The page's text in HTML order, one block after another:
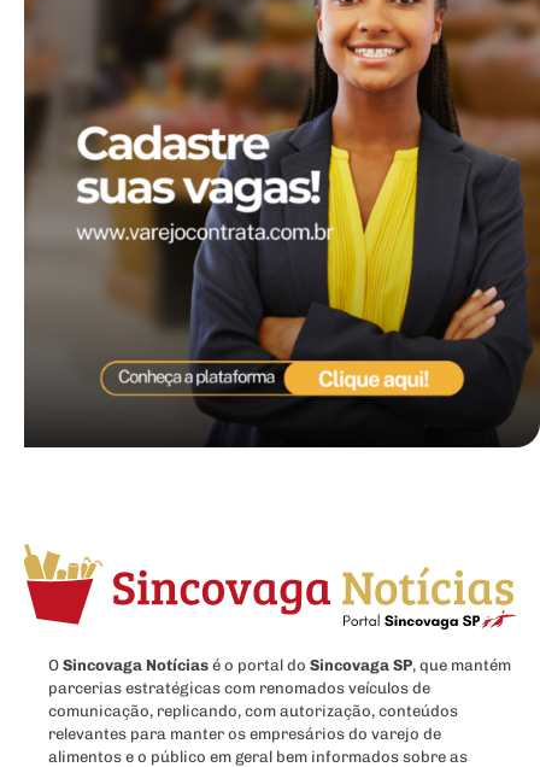
O Sincovaga Notícias é o portal do Sincovaga SP, que mantém
parcerias estratégicas com renomados veículos de
comunicação, replicando, com autorização, conteúdos
relevantes para manter os empresários do varejo de
alimentos e o público em geral bem informados sobre as